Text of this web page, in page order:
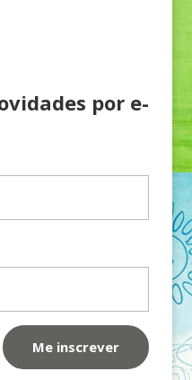
por e-